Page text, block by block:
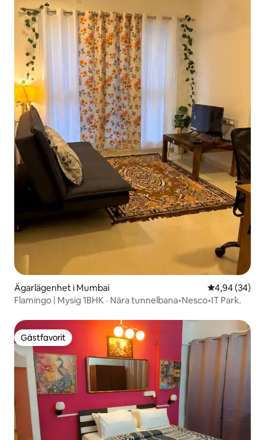
Ägarlägenhet i Mumbai 4,94 av 5 i
4,94 (34)
Flamingo | Mysig 1BHK · Nära tunnelbana•Nesco•IT Park.
Gästfavorit
Gästfavorit